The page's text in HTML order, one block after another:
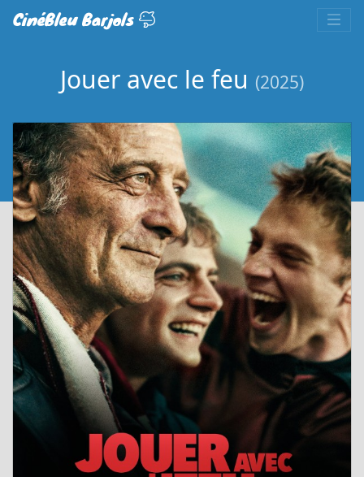
CinéBleu Barjols
Jouer avec le feu (2025)